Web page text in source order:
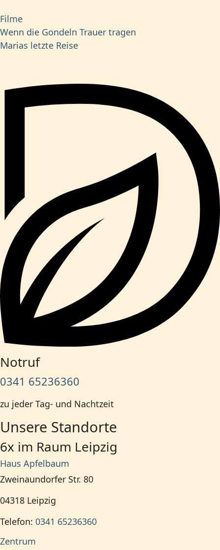
Filme
Wenn die Gondeln Trauer tragen
Marias letzte Reise
Notruf
0341 65236360
zu jeder Tag- und Nachtzeit
Unsere Standorte
6x im Raum Leipzig
Haus Apfelbaum
Zweinaundorfer Str. 80
04318 Leipzig
Telefon: 0341 65236360
Zentrum